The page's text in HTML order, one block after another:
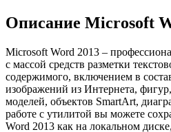
Описание Microsoft
Microsoft Word 2013 –
с массой средств разметки
содержимого, включением в
изображений из Интернета,
моделей, объектов SmartArt,
работе с утилитой вы можете
Word 2013 как на локальном